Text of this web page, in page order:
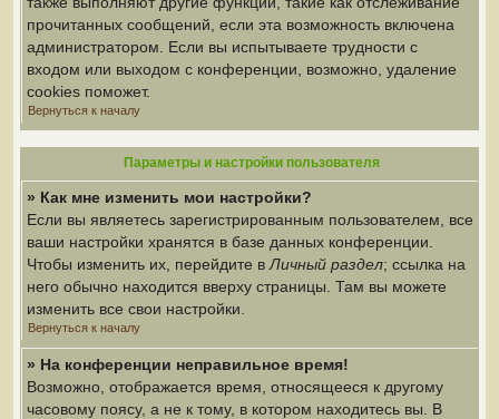
прочитанных сообщений, если эта возможность включена
администратором. Если вы испытываете трудности с
входом или выходом с конференции, возможно, удаление
cookies поможет.
Вернуться к началу
Параметры и настройки пользователя
» Как мне изменить мои настройки?
Если вы являетесь зарегистрированным пользователем, все
ваши настройки хранятся в базе данных конференции.
Чтобы изменить их, перейдите в Личный раздел; ссылка на
него обычно находится вверху страницы. Там вы можете
изменить все свои настройки.
Вернуться к началу
» На конференции неправильное время!
Возможно, отображается время, относящееся к другому
часовому поясу, а не к тому, в котором находитесь вы. В